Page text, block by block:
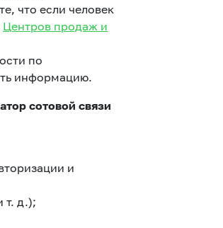
что если человек
Центров продаж и
по
информацию.
сотовой связи
и
т. д.);